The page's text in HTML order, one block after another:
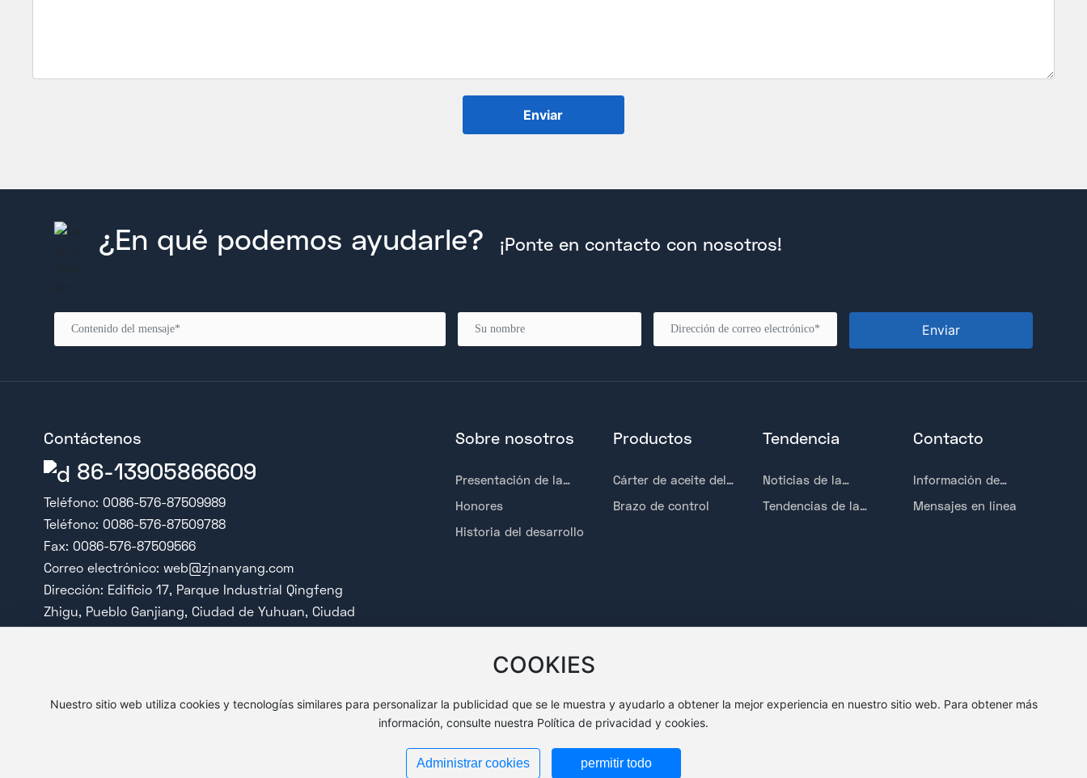
Enviar
¿En qué podemos ayudarle? ¡Ponte en contacto con nosotros!
Enviar
Contáctenos
86-13905866609
Teléfono: 0086-576-87509989
Teléfono: 0086-576-87509788
Fax: 0086-576-87509566
Correo electrónico: web@zjnanyang.com
Dirección: Edificio 17, Parque Industrial Qingfeng
Zhigu, Pueblo Ganjiang, Ciudad de Yuhuan, Ciudad
Sobre nosotros
Presentación de la
empresa
Honores
Historia del desarrollo
Productos
Cárter de aceite del
motor
Brazo de control
Tendencia
Noticias de la
empresa
Tendencias de la
Contacto
Información de
contacto
Mensajes en línea
Copyright © 2025 Yuhuan Nanyang Auto Parts co., Ltd. All Rights Reserved. www.300.cn丨SEO
COOKIES
Nuestro sitio web utiliza cookies y tecnologías similares para personalizar la publicidad que se le muestra y ayudarlo a obtener la mejor experiencia en nuestro sitio web. Para obtener más
información, consulte nuestra Política de privacidad y cookies.
Administrar cookies permitir todo